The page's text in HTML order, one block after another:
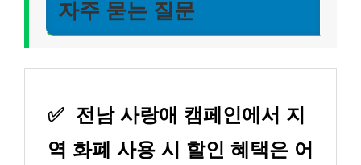
자주 묻는 질문
✅ 전남 사랑애 캠페인에서 지
역 화폐 사용 시 할인 혜택은 어